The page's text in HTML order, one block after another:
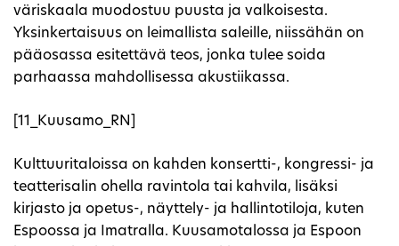
väriskaala muodostuu puusta ja valkoisesta.
Yksinkertaisuus on leimallista saleille, niissähän on
pääosassa esitettävä teos, jonka tulee soida
parhaassa mahdollisessa akustiikassa.
[11_Kuusamo_RN]
Kulttuuritaloissa on kahden konsertti-, kongressi- ja
teatterisalin ohella ravintola tai kahvila, lisäksi
kirjasto ja opetus-, näyttely- ja hallintotiloja, kuten
Espoossa ja Imatralla. Kuusamotalossa ja Espoon